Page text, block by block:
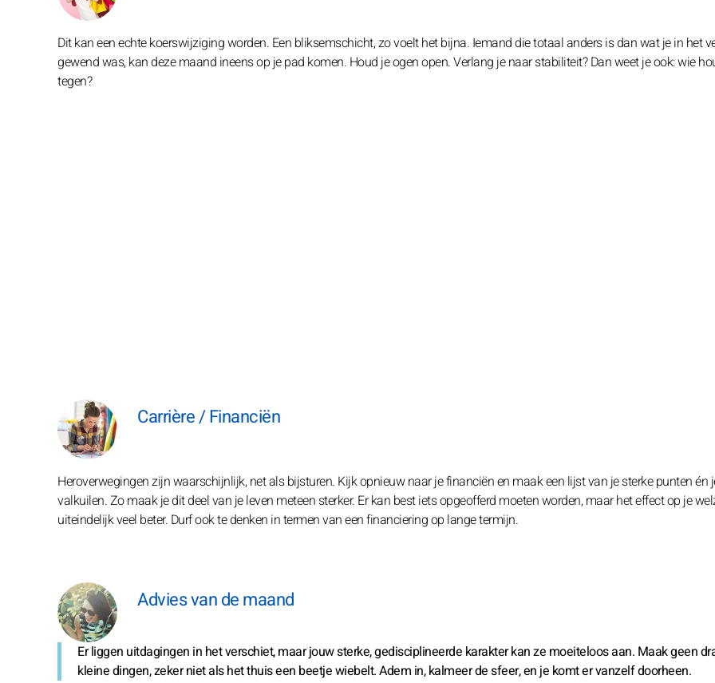
Dit kan een echte koerswijziging worden. Een bliksemschicht, zo voelt het bijna. Iemand die totaal anders is dan wat je in het
gewend was, kan deze maand ineens op je pad komen. Houd je ogen open. Verlang je naar stabiliteit? Dan weet je ook: wie
tegen?
Carrière / Financiën
Heroverwegingen zijn waarschijnlijk, net als bijsturen. Kijk opnieuw naar je financiën en maak een lijst van je sterke punten én
valkuilen. Zo maak je dit deel van je leven meteen sterker. Er kan best iets opgeofferd moeten worden, maar het effect op je
uiteindelijk veel beter. Durf ook te denken in termen van een financiering op lange termijn.
Advies van de maand
Er liggen uitdagingen in het verschiet, maar jouw sterke, gedisciplineerde karakter kan ze moeiteloos aan. Maak geen
kleine dingen, zeker niet als het thuis een beetje wiebelt. Adem in, kalmeer de sfeer, en je komt er vanzelf doorheen.